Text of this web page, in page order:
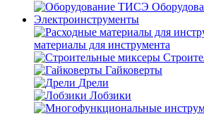
Электроинструменты
материалы для инструмента
Гайковерты
Дрели
Лобзики